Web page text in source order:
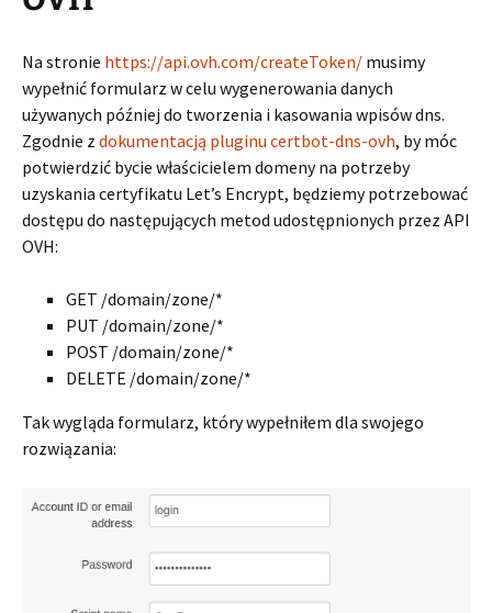
Na stronie https://api.ovh.com/createToken/ musimy
wypełnić formularz w celu wygenerowania danych
używanych później do tworzenia i kasowania wpisów dns.
Zgodnie z dokumentacją pluginu certbot-dns-ovh, by móc
potwierdzić bycie właścicielem domeny na potrzeby
uzyskania certyfikatu Let’s Encrypt, będziemy potrzebować
dostępu do następujących metod udostępnionych przez API
OVH:
GET /domain/zone/*
PUT /domain/zone/*
POST /domain/zone/*
DELETE /domain/zone/*
Tak wygląda formularz, który wypełniłem dla swojego
rozwiązania: